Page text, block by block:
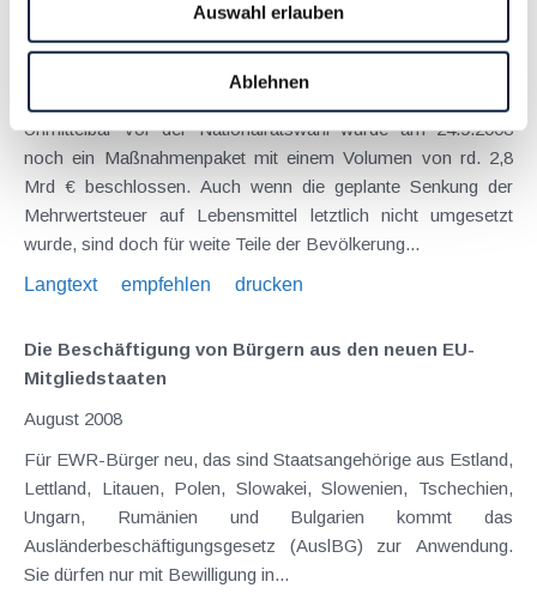
Auswahl erlauben
Ablehnen
Senkung der Umsatzsteuer auf Medikamente und
weitere Beschlüsse vom 24.9.2008
Unmittelbar vor der Nationalratswahl wurde am 24.9.2008
noch ein Maßnahmenpaket mit einem Volumen von rd. 2,8
Mrd € beschlossen. Auch wenn die geplante Senkung der
Mehrwertsteuer auf Lebensmittel letztlich nicht umgesetzt
wurde, sind doch für weite Teile der Bevölkerung...
Langtext
empfehlen drucken
Die Beschäftigung von Bürgern aus den neuen EU-
Mitgliedstaaten
August 2008
Für EWR-Bürger neu, das sind Staatsangehörige aus Estland,
Lettland, Litauen, Polen, Slowakei, Slowenien, Tschechien,
Ungarn, Rumänien und Bulgarien kommt das
Ausländerbeschäftigungsgesetz (AuslBG) zur Anwendung.
Sie dürfen nur mit Bewilligung in...